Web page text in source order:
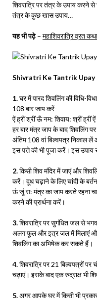
शिवरात्रि पर तंत्र के उपाय करने
तंत्र के कुछ खास उपाय…
यह भी पढ़े– महाशिवरात्रि व्रत
Shivratri Ke Tantrik Upay |
1.घर में पारद शिवलिंग की विधि-
108 बार जाप करें-
ऐं ह्रीं श्रीं ऊँ नम: शिवाय: श्रीं ह्रीं ऐं
हर बार मंत्र जाप के बाद शिवलिंग
अंतिम 108 वां बिल्वपत्र निकाल
इस पत्ते की भी पूजा करें। इस उपाय
2.किसी शिव मंदिर में जाएं और
करें। दूध चढ़ाने के लिए चांदी के
ऊं जूं स: मंत्र का जाप करते रहना
करने की प्रार्थना करें।
3.शिवरात्रि पर सुगंधित जल से
अलग फूल और इत्र जल में मिलाएं
शिवलिंग का अभिषेक कर सकते हैं।
4.शिवरात्रि पर 21 बिल्वपत्रों
चढ़ाएं। इसके बाद एक रुद्राक्ष भी
5.अगर आपके घर में किसी भी प्रकार